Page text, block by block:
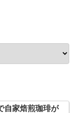
自家焙煎珈琲が